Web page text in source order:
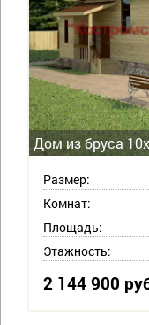
Дом из бруса
Размер:
Комнат:
Площадь:
Этажность:
2 144 900